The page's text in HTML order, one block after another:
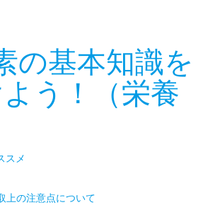
の基本知識を
う！（栄養
スメ